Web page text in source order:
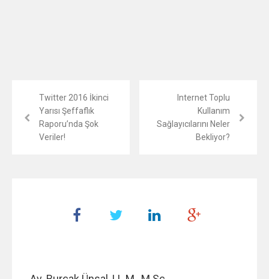
Twitter 2016 İkinci
Yarısı Şeffaflık
Raporu’nda Şok
Veriler!
Internet Toplu
Kullanım
Sağlayıcılarını Neler
Bekliyor?